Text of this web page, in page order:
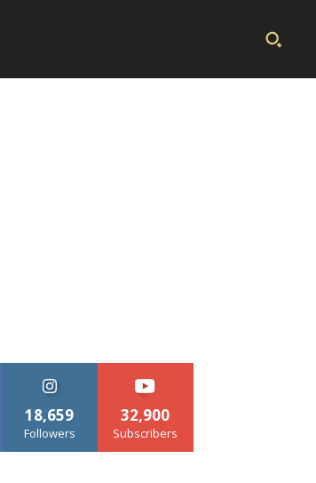
18,659
Followers
32,900
Subscribers